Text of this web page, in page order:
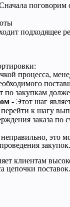
поговорим
подходящее
процесса,
по закупкам
- Этот шаг
к шагу
заказа по
это
закупок.
клиентам
цепочки поставок.